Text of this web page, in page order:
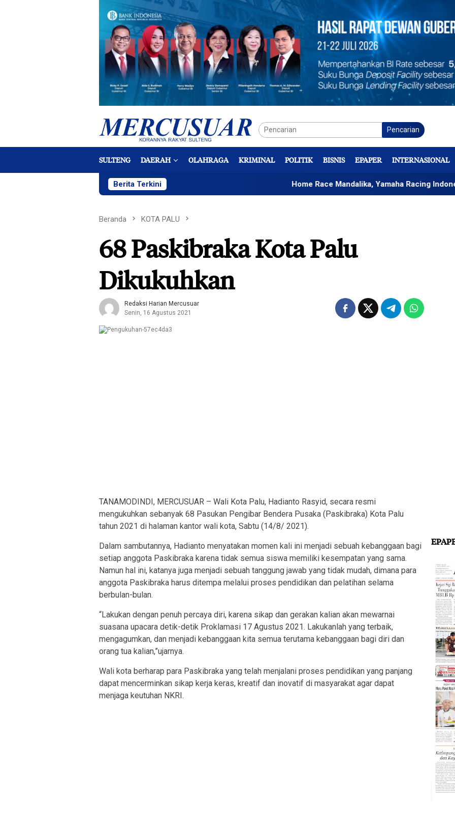
Pencarian
SULTENG DAERAH OLAHRAGA KRIMINAL POLITIK BISNIS EPAPER INTERNASIONAL
Berita Terkini Home Race Mandalika, Yamaha Racing Indonesia Bidik
Beranda KOTA PALU
68 Paskibraka Kota Palu
Dikukuhkan
Redaksi Harian Mercusuar
Senin, 16 Agustus 2021
TANAMODINDI, MERCUSUAR – Wali Kota Palu, Hadianto Rasyid, secara resmi
mengukuhkan sebanyak 68 Pasukan Pengibar Bendera Pusaka (Paskibraka) Kota Palu
tahun 2021 di halaman kantor wali kota, Sabtu (14/8/ 2021).
Dalam sambutannya, Hadianto menyatakan momen kali ini menjadi sebuah kebanggaan bagi
setiap anggota Paskibraka karena tidak semua siswa memiliki kesempatan yang sama.
Namun hal ini, katanya juga menjadi sebuah tanggung jawab yang tidak mudah, dimana para
anggota Paskibraka harus ditempa melalui proses pendidikan dan pelatihan selama
berbulan-bulan.
“Lakukan dengan penuh percaya diri, karena sikap dan gerakan kalian akan mewarnai
suasana upacara detik-detik Proklamasi 17 Agustus 2021. Lakukanlah yang terbaik,
mengagumkan, dan menjadi kebanggaan kita semua terutama kebanggaan bagi diri dan
orang tua kalian,”ujarnya.
Wali kota berharap para Paskibraka yang telah menjalani proses pendidikan yang panjang
dapat mencerminkan sikap kerja keras, kreatif dan inovatif di masyarakat agar dapat
menjaga keutuhan NKRI.